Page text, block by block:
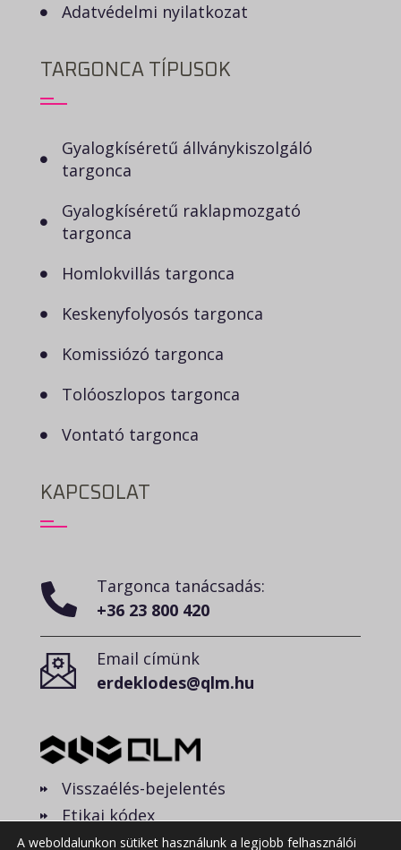
Adatvédelmi nyilatkozat
TARGONCA TÍPUSOK
Gyalogkíséretű állványkiszolgáló
targonca
Gyalogkíséretű raklapmozgató
targonca
Homlokvillás targonca
Keskenyfolyosós targonca
Komissiózó targonca
Tolóoszlopos targonca
Vontató targonca
KAPCSOLAT
Targonca tanácsadás:
+36 23 800 420
Email címünk
erdeklodes@qlm.hu
Visszaélés-bejelentés
Etikai kódex
A weboldalunkon sütiket használunk a legjobb felhasználói